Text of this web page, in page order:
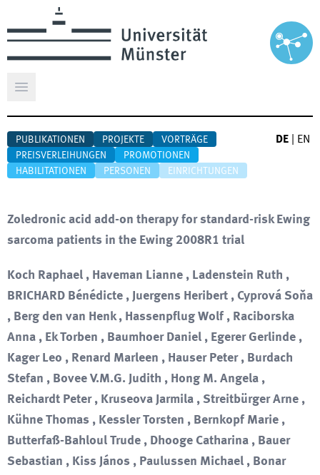
Hauptmenü öffnen
PUBLIKATIONEN PROJEKTE
VORTRÄGE
PREISVERLEIHUNGEN
PROMOTIONEN
HABILITATIONEN
PERSONEN EINRICHTUNGEN
DE EN
Zoledronic acid add-on therapy for standard-risk Ewing
sarcoma patients in the Ewing 2008R1 trial
Koch Raphael , Haveman Lianne , Ladenstein Ruth ,
BRICHARD Bénédicte , Juergens Heribert , Cyprová Soňa
, Berg den van Henk , Hassenpflug Wolf , Raciborska
Anna , Ek Torben , Baumhoer Daniel , Egerer Gerlinde ,
Kager Leo , Renard Marleen , Hauser Peter , Burdach
Stefan , Bovee V.M.G. Judith , Hong M. Angela ,
Reichardt Peter , Kruseova Jarmila , Streitbürger Arne ,
Kühne Thomas , Kessler Torsten , Bernkopf Marie ,
Butterfaß-Bahloul Trude , Dhooge Catharina , Bauer
Sebastian , Kiss János , Paulussen Michael , Bonar